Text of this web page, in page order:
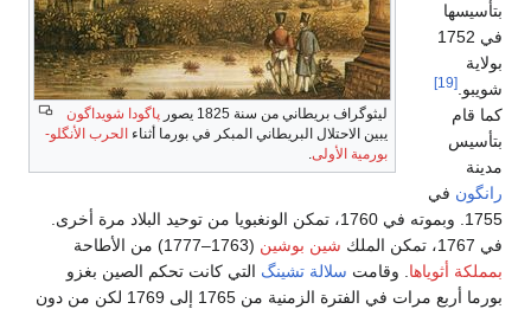
ليثوگراف بريطاني من سنة 1825 يصور
پاگودا شويداگون
يبين الاحتلال البريطاني المبكر في بورما أثناء الحرب الأنگلو-
بورمية الأولى.
بتأسيسها
في 1752
بولاية
شويبو.[19]
كما قام
بتأسيس
مدينة
رانگون في
1755. وبموته في 1760، تمكن الونغبويا من توحيد البلاد مرة أخرى.
في 1767، تمكن الملك
شين بوشين (1763–1777) من الأطاحة
بمملكة أثوياها. وقامت سلالة تشينگ التي كانت تحكم الصين بغزو
بورما أربع مرات في الفترة الزمنية من 1765 إلى 1769 لكن من دون